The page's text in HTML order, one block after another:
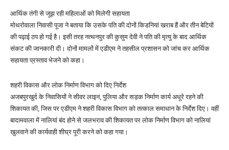
आर्थिक तंगी से जूझ रही महिलाओं को मिलेगी सहायता
मोथरोवाला निवासी पूजा ने बताया कि उसके पति की दोनों किडनियां खराब हैं और तीन बेटियों
की पढ़ाई ठप हो गई है। इसी तरह नत्थनपुर की कुसुम देवी ने पति की मृत्यु के बाद आर्थिक
संकट की जानकारी दी। दोनों मामलों में एडीएम ने तहसील प्रशासन को जांच कर आर्थिक
सहायता प्रस्ताव भेजने को कहा।
शहरी विकास और लोक निर्माण विभाग को दिए निर्देश
अजबपुरखुर्द के निवासियों ने सीवर लाइन, पुलिया और सड़क निर्माण कार्य अधूरे रहने की
शिकायत की, जिस पर एडीएम ने शहरी विकास विभाग को तत्काल समाधान के निर्देश दिए। वहीं
बादामवाला में नालियां बंद होने से जलभराव की शिकायत पर लोक निर्माण विभाग को नालियां
खुलवाने की कार्यवाही शीघ्र पूरी करने को कहा गया।